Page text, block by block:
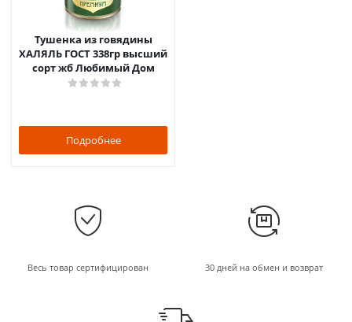
Тушенка из говядины
ХАЛЯЛЬ ГОСТ 338гр высший
сорт жб Любимый Дом
Подробнее
Весь товар сертифицирован 30 дней на обмен и возврат